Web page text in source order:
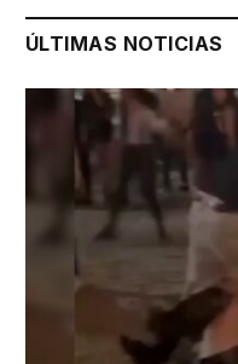
ÚLTIMAS NOTICIAS